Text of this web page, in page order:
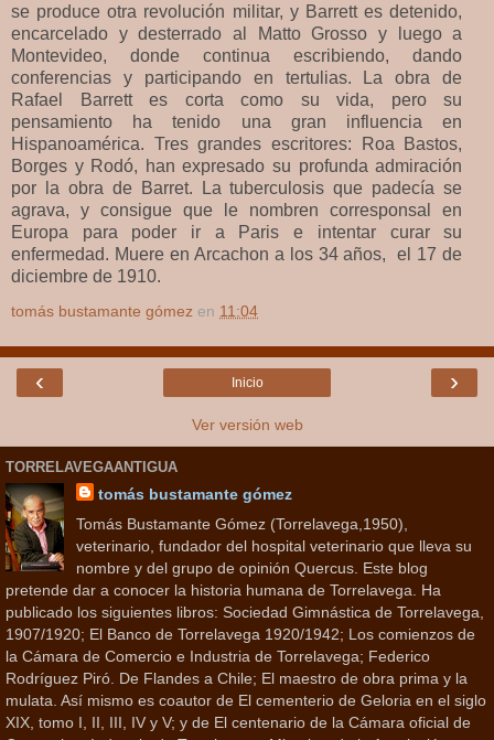
se produce otra revolución militar, y Barrett es detenido,
encarcelado y desterrado al Matto Grosso y luego a
Montevideo, donde continua escribiendo, dando
conferencias y participando en tertulias. La obra de
Rafael Barrett es corta como su vida, pero su
pensamiento ha tenido una gran influencia en
Hispanoamérica. Tres grandes escritores: Roa Bastos,
Borges y Rodó, han expresado su profunda admiración
por la obra de Barret. La tuberculosis que padecía se
agrava, y consigue que le nombren corresponsal en
Europa para poder ir a Paris e intentar curar su
enfermedad. Muere en Arcachon a los 34 años, el 17 de
diciembre de 1910.
tomás bustamante gómez en 11:04
‹ ›
Inicio
Ver versión web
TORRELAVEGAANTIGUA
tomás bustamante gómez
Tomás Bustamante Gómez (Torrelavega,1950),
veterinario, fundador del hospital veterinario que lleva su
nombre y del grupo de opinión Quercus. Este blog
pretende dar a conocer la historia humana de Torrelavega. Ha
publicado los siguientes libros: Sociedad Gimnástica de Torrelavega,
1907/1920; El Banco de Torrelavega 1920/1942; Los comienzos de
la Cámara de Comercio e Industria de Torrelavega; Federico
Rodríguez Piró. De Flandes a Chile; El maestro de obra prima y la
mulata. Así mismo es coautor de El cementerio de Geloria en el siglo
XIX, tomo I, II, III, IV y V; y de El centenario de la Cámara oficial de